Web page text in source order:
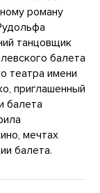
роману
танцовщик
балета
театра имени
приглашенный
балета
мечтах
балета.